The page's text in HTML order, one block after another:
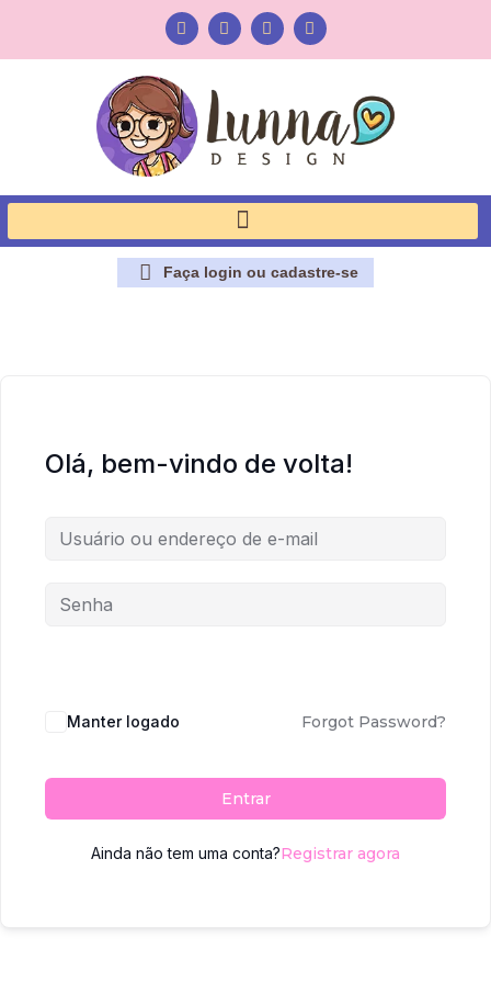
Faça login ou cadastre-se
Olá, bem-vindo de volta!
Manter logado Forgot Password?
Entrar
Ainda não tem uma conta?Registrar agora